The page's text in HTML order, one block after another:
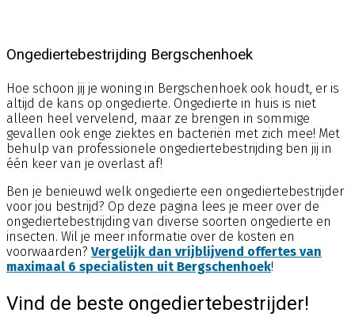
Ongediertebestrijding Bergschenhoek
Hoe schoon jij je woning in Bergschenhoek ook houdt, er is
altijd de kans op ongedierte. Ongedierte in huis is niet
alleen heel vervelend, maar ze brengen in sommige
gevallen ook enge ziektes en bacteriën met zich mee! Met
behulp van professionele ongediertebestrijding ben jij in
één keer van je overlast af!
Ben je benieuwd welk ongedierte een ongediertebestrijder
voor jou bestrijd? Op deze pagina lees je meer over de
ongediertebestrijding van diverse soorten ongedierte en
insecten. Wil je meer informatie over de kosten en
voorwaarden? Vergelijk dan vrijblijvend offertes van
maximaal 6 specialisten uit Bergschenhoek!
Vind de beste ongediertebestrijder!